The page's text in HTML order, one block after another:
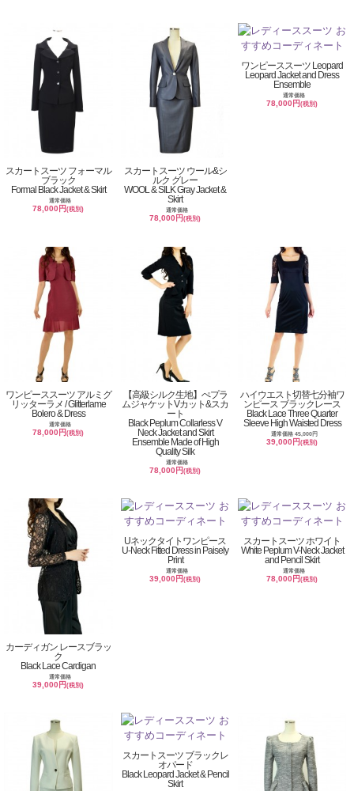
スカートスーツ フォーマル
ブラック
Formal Black Jacket & Skirt
通常価格
78,000円(税別)
スカートスーツ ウール&シ
ルク グレー
WOOL & SILK Gray Jacket &
Skirt
通常価格
78,000円(税別)
ワンピーススーツ Leopard
Leopard Jacket and Dress
Ensemble
通常価格
78,000円(税別)
ワンピーススーツ アルミグ
リッターラメ / Glitterlame
Bolero & Dress
通常価格
78,000円(税別)
【高級シルク生地】ぺプラ
ムジャケットVカット&スカ
ート
Black Peplum Collarless V
Neck Jacket and Skirt
Ensemble Made of High
Quality Silk
通常価格
78,000円(税別)
ハイウエスト切替七分袖ワ
ンピース ブラックレース
Black Lace Three Quarter
Sleeve High Waisted Dress
通常価格 45,000円
39,000円(税別)
カーディガン レースブラッ
ク
Black Lace Cardigan
通常価格
39,000円(税別)
Uネックタイトワンピース
U-Neck Fitted Dress in Paisely
Print
通常価格
39,000円(税別)
スカートスーツ ホワイト
White Peplum V-Neck Jacket
and Pencil Skirt
通常価格
78,000円(税別)
スカートスーツ ブラックレ
オパード
Black Leopard Jacket & Pencil
Skirt